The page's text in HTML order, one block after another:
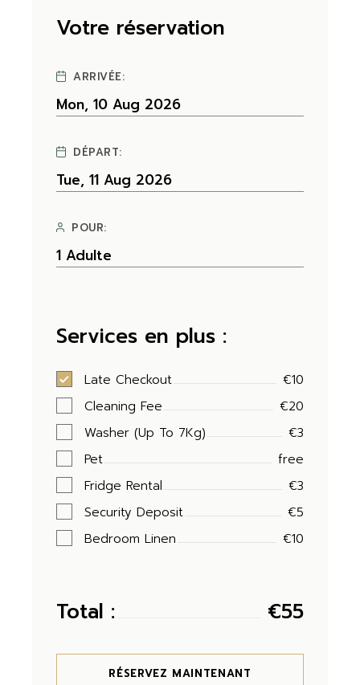
Votre réservation
ARRIVÉE:
DÉPART:
POUR:
Services en plus :
Late Checkout
€10
Cleaning Fee
€20
Washer (Up To 7Kg)
€3
Pet
free
Fridge Rental
€3
Security Deposit
€5
Bedroom Linen
€10
Total : €55
RÉSERVEZ MAINTENANT